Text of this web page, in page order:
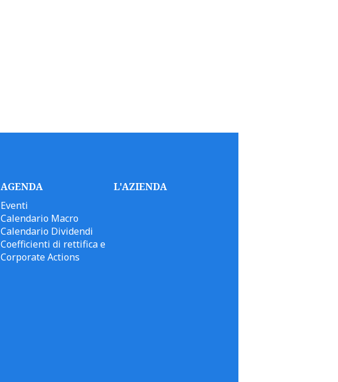
AGENDA
Eventi
Calendario Macro
Calendario Dividendi
Coefficienti di rettifica e
Corporate Actions
L'AZIENDA